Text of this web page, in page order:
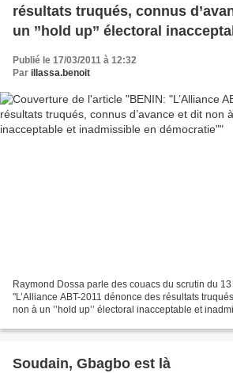
résultats truqués, connus
un ’’hold up’’ électoral
Publié le 17/03/2011 à 12:32
Par illassa.benoit
Raymond Dossa parle des couacs du scrutin du
"L’Alliance ABT-2011 dénonce des résultats
non à un ’’hold up’’ électoral inacceptable et
Soudain, Gbagbo est là